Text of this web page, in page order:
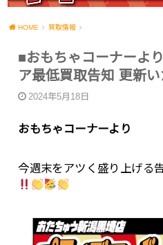
HOME 買取情報
■おもちゃコーナーより
ア最低買取告知 更新
2024年5月18日
おもちゃコーナーより
今週末をアツく盛り上げる